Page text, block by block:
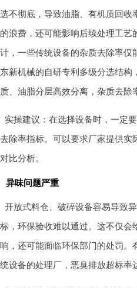
选不彻底，导致油脂、有机质回收
的浪费，还可能影响后续处理工艺
计，一些传统设备的杂质去除率仅
东新机械的自研专利多级分选结构
质、油脂分层高效分离，杂质去除
实操建议：在选择设备时，一定
去除率指标。可以要求厂家提供实
对比分析。
异味问题严重
开放式料仓、破碎设备容易导致
标，环保验收难以通过。这不仅会
响，还可能面临环保部门的处罚。
统设备的处理厂，恶臭排放超标率